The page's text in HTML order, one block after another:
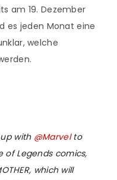
am 19. Dezember
es jeden Monat eine
welche
with @Marvelto
of Legends comics,
which will